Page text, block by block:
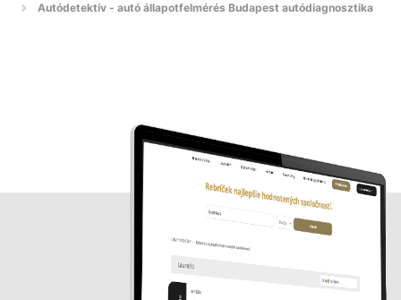
Autódetektív - autó állapotfelmérés Budapest autódiagnosztika